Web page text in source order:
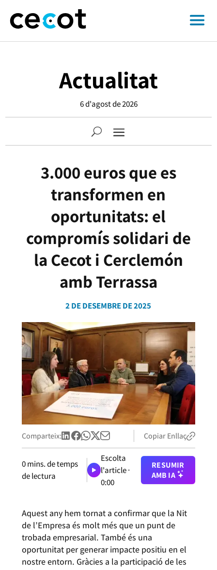
Actualitat
6 d'agost de 2026
3.000 euros que es
transformen en
oportunitats: el
compromís solidari de
la Cecot i Cerclemón
amb Terrassa
2 DE DESEMBRE DE 2025
Comparteix: Copiar Enllaç
0mins. de temps
de lectura
Escolta
l'article ·
0:00
RESUMIR
AMB IA
Aquest any hem tornat a confirmar que la Nit
de l’Empresa és molt més que un punt de
trobada empresarial. També és una
oportunitat per generar impacte positiu en el
nostre entorn. Gràcies a la participació de les